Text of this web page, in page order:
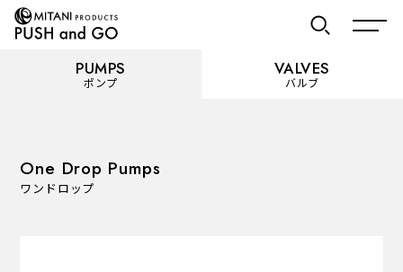
PUMPS
ポンプ
VALVES
バルブ
One Drop Pumps
ワンドロップ